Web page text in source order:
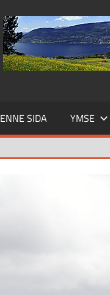
SIDA YMSE